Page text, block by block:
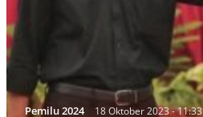
Pemilu 2024 18 Oktober 2023 - 11:33